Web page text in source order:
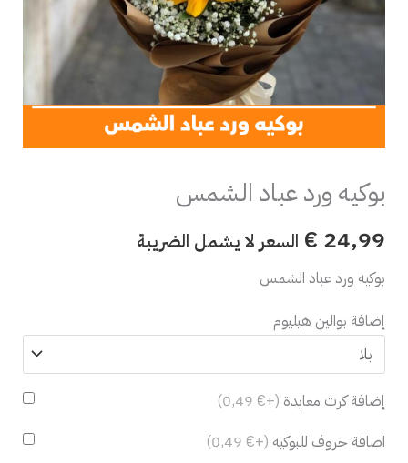
بوكيه ورد عباد الشمس
€ 24,99 السعر لا يشمل الضريبة
بوكيه ورد عباد الشمس
إضافة بوالين هيليوم
إضافة كرت معايدة (+€ 0,49)
اضافة حروف للبوكيه (+€ 0,49)